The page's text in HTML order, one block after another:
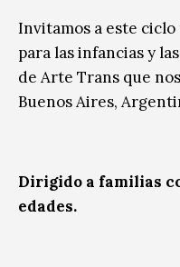
Invitamos a este
para las infancias y
de Arte Trans que
Buenos Aires,
Dirigido a familias
edades.